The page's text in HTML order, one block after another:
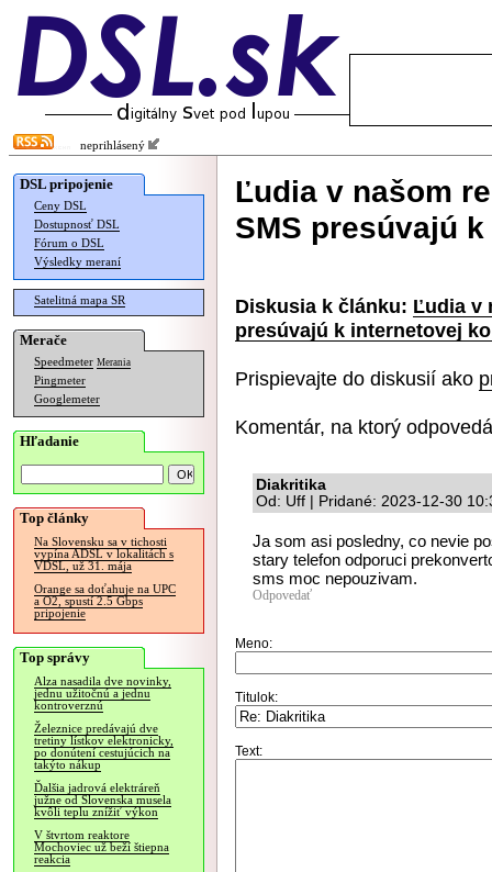
neprihlásený
DSL pripojenie
Ceny DSL
Dostupnosť DSL
Fórum o DSL
Výsledky meraní
Satelitná mapa SR
Merače
Speedmeter Merania
Pingmeter
Googlemeter
Hľadanie
Top články
Na Slovensku sa v tichosti
vypína ADSL v lokalitách s
VDSL, už 31. mája
Orange sa doťahuje na UPC
a O2, spustí 2.5 Gbps
pripojenie
Top správy
Alza nasadila dve novinky,
jednu užitočnú a jednu
kontroverznú
Železnice predávajú dve
tretiny lístkov elektronicky,
po donútení cestujúcich na
takýto nákup
Ďalšia jadrová elektráreň
južne od Slovenska musela
kvôli teplu znížiť výkon
V štvrtom reaktore
Mochoviec už beží štiepna
reakcia
Ľudia v našom
SMS presúvajú
Diskusia k článku: Ľudia v
presúvajú k internetovej
Prispievajte do diskusií ako
Komentár, na ktorý
Diakritika
Od: Uff | Pridané: 2023-12-30
Ja som asi posledny, co nevie
stary telefon odporuci
sms moc nepouzivam.
Odpovedať
Meno:
Titulok:
Text: